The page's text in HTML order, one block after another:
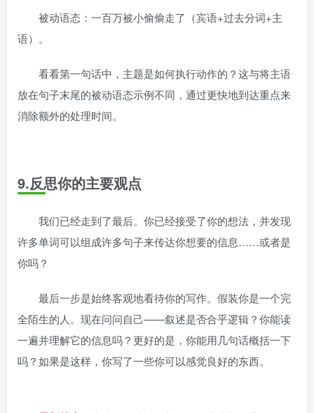
被动语态：一百万被小偷偷走了（宾语+过去分词+主
语）。
看看第一句话中，主题是如何执行动作的？这与将主语
放在句子末尾的被动语态示例不同，通过更快地到达重点来
消除额外的处理时间。
9.反思你的主要观点
我们已经走到了最后。你已经接受了你的想法，并发现
许多单词可以组成许多句子来传达你想要的信息……或者是
你吗？
最后一步是始终客观地看待你的写作。假装你是一个完
全陌生的人。现在问问自己——叙述是否合乎逻辑？你能读
一遍并理解它的信息吗？更好的是，你能用几句话概括一下
吗？如果是这样，你写了一些你可以感觉良好的东西。